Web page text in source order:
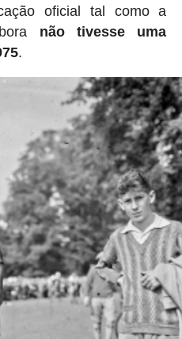
oficial tal como a
não tivesse uma
.